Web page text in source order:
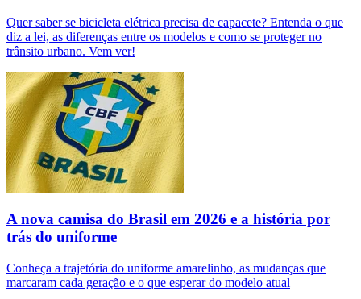
Quer saber se bicicleta elétrica precisa de capacete? Entenda o que
diz a lei, as diferenças entre os modelos e como se proteger no
trânsito urbano. Vem ver!
A nova camisa do Brasil em 2026 e a história por
trás do uniforme
Conheça a trajetória do uniforme amarelinho, as mudanças que
marcaram cada geração e o que esperar do modelo atual